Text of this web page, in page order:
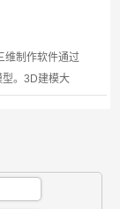
大小和性质...
维制作软件通过
型。3D建模大